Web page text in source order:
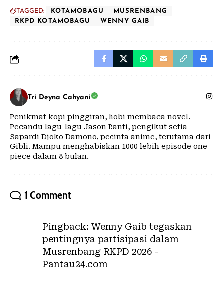
TAGGED: KOTAMOBAGU
MUSRENBANG
RKPD KOTAMOBAGU
WENNY GAIB
Tri Deyna Cahyani
Penikmat kopi pinggiran, hobi membaca novel.
Pecandu lagu-lagu Jason Ranti, pengikut setia
Sapardi Djoko Damono, pecinta anime, terutama dari
Gibli. Mampu menghabiskan 1000 lebih episode one
piece dalam 8 bulan.
1 Comment
Pingback: Wenny Gaib tegaskan
pentingnya partisipasi dalam
Musrenbang RKPD 2026 -
Pantau24.com